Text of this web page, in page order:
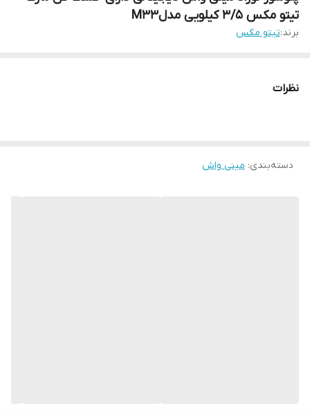
تیتو مکس ۳/۵ کیلویی مدلM33
برند:تیتو مکس
نظرات
دسته‌بندی: مینی واش